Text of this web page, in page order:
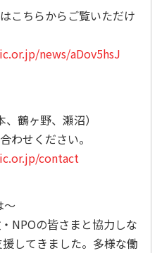
こちらからご覧いただけ
news/aDov5hsJ
鶴ヶ野、瀬沼）
わせください。
contact
〜
NPOの皆さまと協力しな
してきました。多様な働